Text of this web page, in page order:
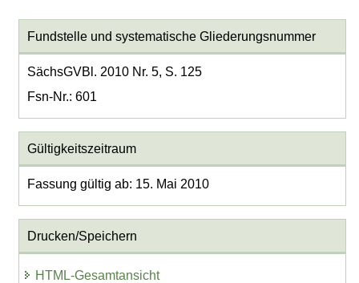
Fundstelle und systematische Gliederungsnummer
SächsGVBl. 2010 Nr. 5, S. 125
Fsn-Nr.: 601
Gültigkeitszeitraum
Fassung gültig ab: 15. Mai 2010
Drucken/Speichern
HTML-Gesamtansicht